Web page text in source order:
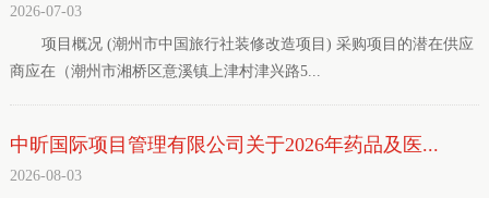
2026-07-03
项目概况 (潮州市中国旅行社装修改造项目) 采购项目的潜在供应
商应在（潮州市湘桥区意溪镇上津村津兴路5...
中昕国际项目管理有限公司关于2026年药品及医...
2026-08-03